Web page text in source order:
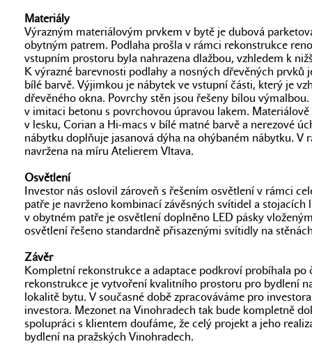
Materiály
Výrazným materiálovým prvkem v bytě je dubová
obytným patrem. Podlaha prošla v rámci rekonstrukce
vstupním prostoru byla nahrazena dlažbou, vzhledem k
K výrazné barevnosti podlahy a nosných dřevěných prvků
bílé barvě. Výjimkou je nábytek ve vstupní části, který je
dřevěného okna. Povrchy stěn jsou řešeny bílou
v imitaci betonu s povrchovou úpravou lakem.
v lesku, Corian a Hi-macs v bílé matné barvě a nerezové
nábytku doplňuje jasanová dýha na ohýbaném nábytku. V
navržena na míru Atelierem Vltava.
Osvětlení
Investor nás oslovil zároveň s řešením osvětlení v rámci
patře je navrženo kombinací závěsných svítidel a
v obytném patře je osvětlení doplněno LED pásky
osvětlení řešeno standardně přisazenými svítidly na
Závěr
Kompletní rekonstrukce a adaptace podkroví probíhala po
rekonstrukce je vytvoření kvalitního prostoru pro bydlení
lokalitě bytu. V současné době zpracováváme pro
investora. Mezonet na Vinohradech tak bude kompletně
spolupráci s klientem doufáme, že celý projekt a jeho
bydlení na pražských Vinohradech.